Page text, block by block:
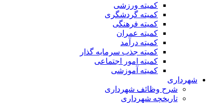
کمیته ورزشی
کمیته گردشگری
کمیته فرهنگی
کمیته عمران
کمیته درآمد
کمیته جذب سرمایه گذار
کمیته امور اجتماعی
کمیته آموزشی
شرح وظائف شهرداری
تاریخچه شهرداری